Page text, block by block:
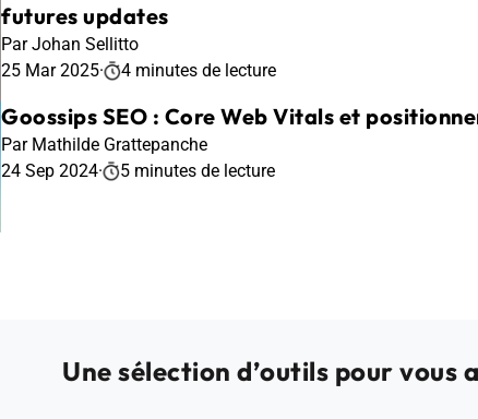
futures updates
Par Johan Sellitto
25 Mar 2025· 4 minutes de lecture
Goossips SEO : Core Web Vitals et
Par Mathilde Grattepanche
24 Sep 2024· 5 minutes de lecture
Une sélection d’outils pour vous